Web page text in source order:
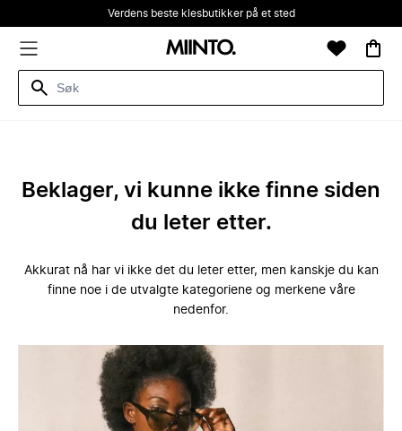
Verdens beste klesbutikker på et sted
Beklager, vi kunne ikke finne siden
du leter etter.
Akkurat nå har vi ikke det du leter etter, men kanskje du kan
finne noe i de utvalgte kategoriene og merkene våre
nedenfor.